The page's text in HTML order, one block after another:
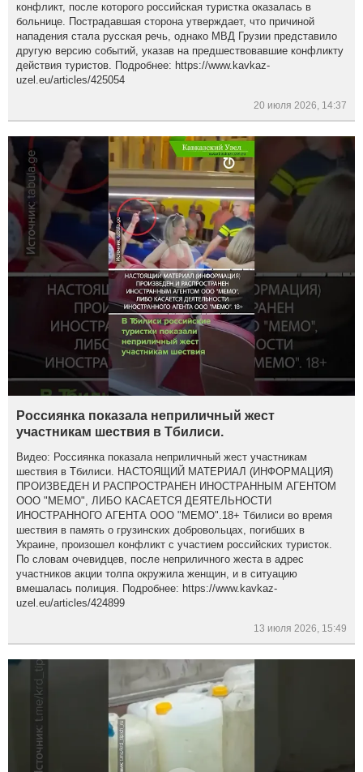
конфликт, после которого российская туристка оказалась в
больнице. Пострадавшая сторона утверждает, что причиной
нападения стала русская речь, однако МВД Грузии представило
другую версию событий, указав на предшествовавшие конфликту
действия туристов. Подробнее: https://www.kavkaz-
uzel.eu/articles/425054
20 июля 2026, 14:37
Россиянка показала неприличный жест
участникам шествия в Тбилиси.
Видео: Россиянка показала неприличный жест участникам
шествия в Тбилиси. НАСТОЯЩИЙ МАТЕРИАЛ (ИНФОРМАЦИЯ)
ПРОИЗВЕДЕН И РАСПРОСТРАНЕН ИНОСТРАННЫМ АГЕНТОМ
ООО "МЕМО", ЛИБО КАСАЕТСЯ ДЕЯТЕЛЬНОСТИ
ИНОСТРАННОГО АГЕНТА ООО "МЕМО".18+ Тбилиси во время
шествия в память о грузинских добровольцах, погибших в
Украине, произошел конфликт с участием российских туристок.
По словам очевидцев, после неприличного жеста в адрес
участников акции толпа окружила женщин, и в ситуацию
вмешалась полиция. Подробнее: https://www.kavkaz-
uzel.eu/articles/424899
13 июля 2026, 15:49